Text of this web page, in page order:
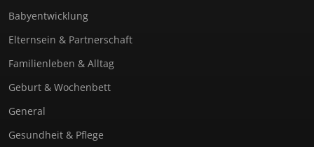
Babyentwicklung
Elternsein & Partnerschaft
Familienleben & Alltag
Geburt & Wochenbett
General
Gesundheit & Pflege